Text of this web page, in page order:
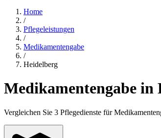
Home
/
Pflegeleistungen
/
Medikamentengabe
/
Heidelberg
Medikamentengabe in
Vergleichen Sie 3 Pflegedienste für